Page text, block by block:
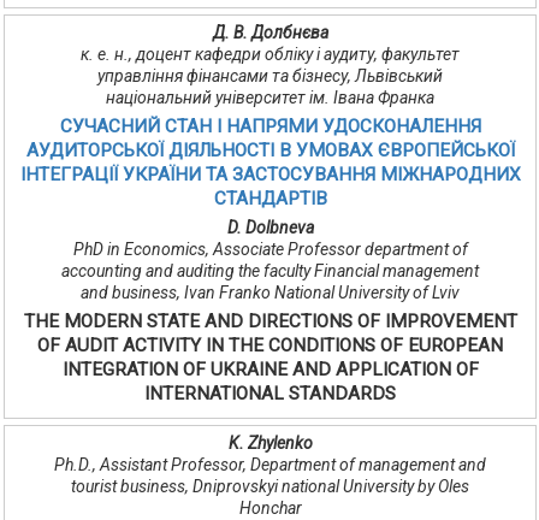
Д. В. Долбнєва
к. е. н., доцент кафедри обліку і аудиту, факультет
управління фінансами та бізнесу, Львівський
національний університет ім. Івана Франка
СУЧАСНИЙ СТАН І НАПРЯМИ УДОСКОНАЛЕННЯ
АУДИТОРСЬКОЇ ДІЯЛЬНОСТІ В УМОВАХ ЄВРОПЕЙСЬКОЇ
ІНТЕГРАЦІЇ УКРАЇНИ ТА ЗАСТОСУВАННЯ МІЖНАРОДНИХ
СТАНДАРТІВ
D. Dolbneva
PhD in Economics, Associate Professor department of
accounting and auditing the faculty Financial management
and business, Ivan Franko National University of Lviv
THE MODERN STATE AND DIRECTIONS OF IMPROVEMENT
OF AUDIT ACTIVITY IN THE CONDITIONS OF EUROPEAN
INTEGRATION OF UKRAINE AND APPLICATION OF
INTERNATIONAL STANDARDS
K. Zhylenko
Ph.D., Assistant Professor, Department of management and
tourist business, Dniprovskyi national University by Oles
Honchar